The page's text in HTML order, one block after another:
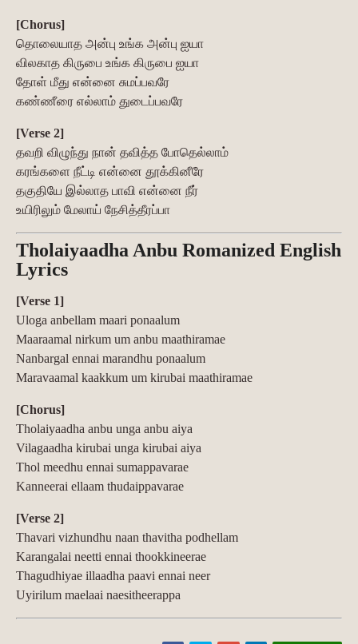
[Chorus]
தொலையாத அன்பு உங்க அன்பு ஐயா
விலகாத கிருபை உங்க கிருபை ஐயா
தோள் மீது என்னை சுமப்பவரே
கண்ணீரை எல்லாம் துடைப்பவரே
[Verse 2]
தவறி விழுந்து நான் தவித்த போதெல்லாம்
கரங்களை நீட்டி என்னை தூக்கினீரே
தகுதியே இல்லாத பாவி என்னை நீர்
உயிரிலும் மேலாய் நேசித்தீரப்பா
Tholaiyaadha Anbu Romanized English
Lyrics
[Verse 1]
Uloga anbellam maari ponaalum
Maaraamal nirkum um anbu maathiramae
Nanbargal ennai marandhu ponaalum
Maravaamal kaakkum um kirubai maathiramae
[Chorus]
Tholaiyaadha anbu unga anbu aiya
Vilagaadha kirubai unga kirubai aiya
Thol meedhu ennai sumappavarae
Kanneerai ellaam thudaippavarae
[Verse 2]
Thavari vizhundhu naan thavitha podhellam
Karangalai neetti ennai thookkineerae
Thagudhiyae illaadha paavi ennai neer
Uyirilum maelaai naesitheerappa